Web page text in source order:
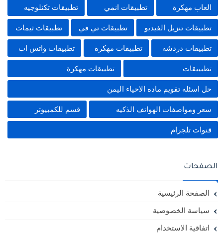
العاب مهكرة تطبيقات انمي تطبيقات تكنلوجيه
تطبيقات تنزيل الفيديو تطبيقات تي في تطبيقات ثيمات
تطبيقات دردشه تطبيقات مهكرة تطبيقات واتس اب
تطبييقات تطييقات مهكرة
حل اسئله تقويم ماده الاحياء اليمن
سعر ومواصفات الهواتف الذكيه قسم للكمبيوتر
قنوات تلجرام
الصفحات
الصفحة الرئيسية
سياسة الخصوصية
اتفاقية الاستخدام